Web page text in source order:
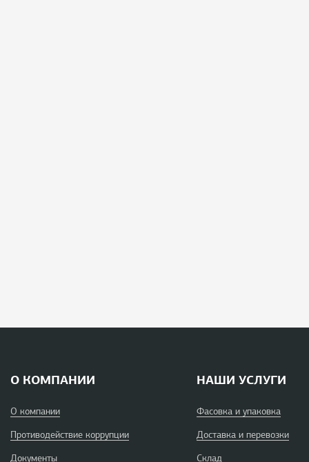
О КОМПАНИИ
О компании
Противодействие коррупции
Документы
НАШИ УСЛУГИ
Фасовка и упаковка
Доставка и перевозки
Склад